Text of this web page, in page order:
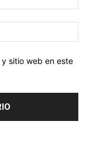
sitio web en este